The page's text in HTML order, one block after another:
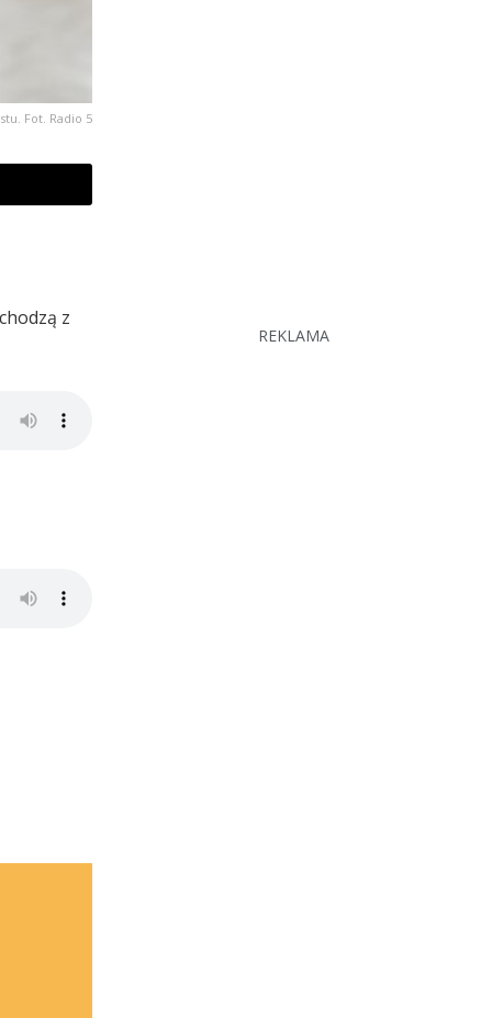
Fot. Radio 5
z
REKLAMA